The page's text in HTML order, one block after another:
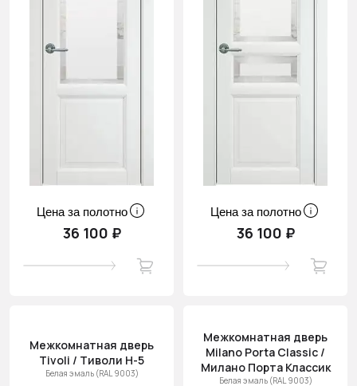
Цена за полотно
36 100 ₽
Цена за полотно
36 100 ₽
Межкомнатная дверь
Tivoli / Тиволи Н-5
Белая эмаль (RAL 9003)
Межкомнатная дверь
Milano Porta Classic /
Милано Порта Классик
Белая эмаль (RAL 9003)